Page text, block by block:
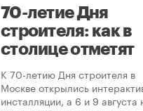
70-летие Дня
строителя: как в
столице отметят
круглую дату
праздника
К 70-летию Дня строителя в
Москве открылись
инсталляции, а 6 и 9 августа